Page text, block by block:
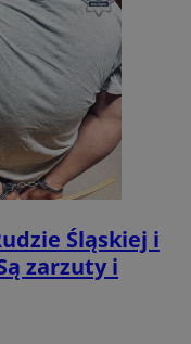
Śląskiej i
zarzuty i